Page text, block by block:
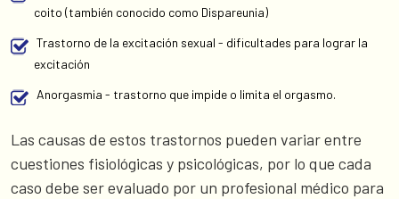
coito (también conocido como Dispareunia)
Trastorno de la excitación sexual - dificultades para lograr la
excitación
Anorgasmia - trastorno que impide o limita el orgasmo.
Las causas de estos trastornos pueden variar entre
cuestiones fisiológicas y psicológicas, por lo que cada
caso debe ser evaluado por un profesional médico para